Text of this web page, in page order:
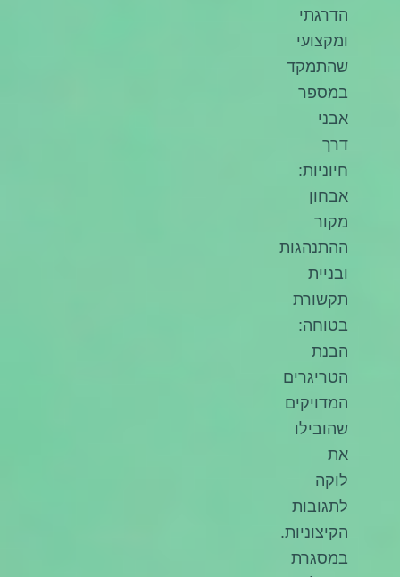
הדרגתי
ומקצועי
שהתמקד
במספר
אבני
דרך
חיוניות:
אבחון
מקור
ההתנהגות
ובניית
תקשורת
בטוחה:
הבנת
הטריגרים
המדויקים
שהובילו
את
לוקה
לתגובות
הקיצוניות.
במסגרת